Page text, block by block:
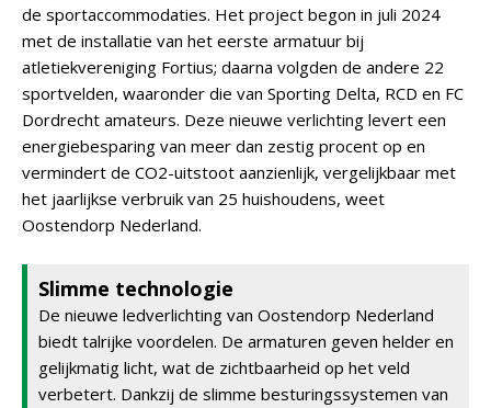
de sportaccommodaties. Het project begon in juli 2024
met de installatie van het eerste armatuur bij
atletiekvereniging Fortius; daarna volgden de andere 22
sportvelden, waaronder die van Sporting Delta, RCD en FC
Dordrecht amateurs. Deze nieuwe verlichting levert een
energiebesparing van meer dan zestig procent op en
vermindert de CO2-uitstoot aanzienlijk, vergelijkbaar met
het jaarlijkse verbruik van 25 huishoudens, weet
Oostendorp Nederland.
Slimme technologie
De nieuwe ledverlichting van Oostendorp Nederland
biedt talrijke voordelen. De armaturen geven helder en
gelijkmatig licht, wat de zichtbaarheid op het veld
verbetert. Dankzij de slimme besturingssystemen van